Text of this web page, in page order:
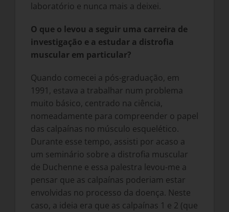
laboratório e nunca mais a deixei.
O que o levou a seguir uma carreira de
investigação e a estudar a distrofia
muscular em particular?
Quando comecei a pós-graduação, em
1991, estava a trabalhar num problema
muito básico, centrado na ciência,
nomeadamente para compreender o papel
das calpaínas no músculo esquelético.
Durante esse tempo, assisti por acaso a
um seminário sobre a distrofia muscular
de Duchenne e essa palestra levou-me a
pensar que as calpaínas poderiam estar
envolvidas no processo da doença. Neste
caso, a ideia era que as calpaínas 1 e 2 (que